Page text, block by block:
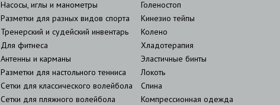
Насосы, иглы и манометры
Разметки для разных видов спорта
Тренерский и судейский инвентарь
Для фитнеса
Антенны и карманы
Разметки для настольного тенниса
Сетки для классического волейбола
Сетки для пляжного волейбола
Голеностоп
Кинезио тейпы
Колено
Хладотерапия
Эластичные бинты
Локоть
Спина
Компрессионная одежда